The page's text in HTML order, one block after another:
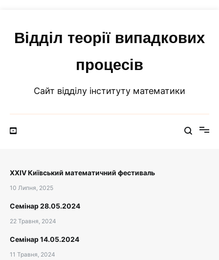
вмістуВідділ теорії випадкових
процесів
Сайт відділу інституту математики
XXIV Київський математичний фестиваль
10 Липня, 2025
Семінар 28.05.2024
22 Травня, 2024
Семінар 14.05.2024
11 Травня, 2024